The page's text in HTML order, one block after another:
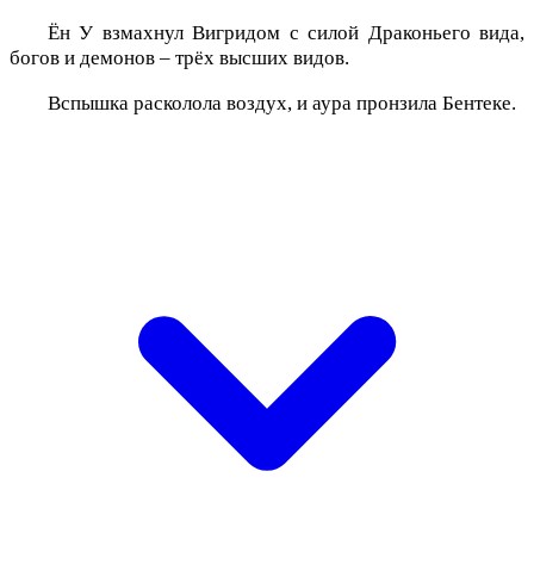
Ён У взмахнул Вигридом с силой Драконьего вида,
богов и демонов – трёх высших видов.
Вспышка расколола воздух, и аура пронзила Бентеке.